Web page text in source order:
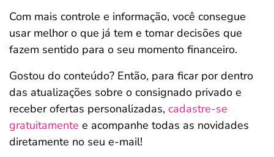
Com mais controle e informação, você consegue
usar melhor o que já tem e tomar decisões que
fazem sentido para o seu momento financeiro.
Gostou do conteúdo? Então, para ficar por dentro
das atualizações sobre o consignado privado e
receber ofertas personalizadas, cadastre-se
gratuitamente e acompanhe todas as novidades
diretamente no seu e-mail!